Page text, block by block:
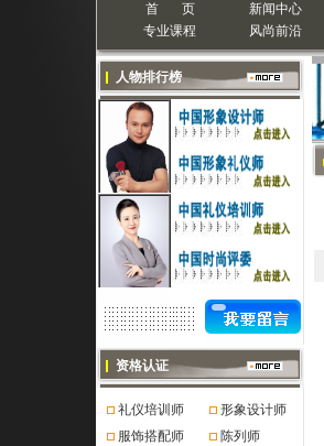
首 页 新闻中心
专业课程
风尚前沿
人物排行榜
资格认证
礼仪培训师
形象设计师
服饰搭配师
陈列师